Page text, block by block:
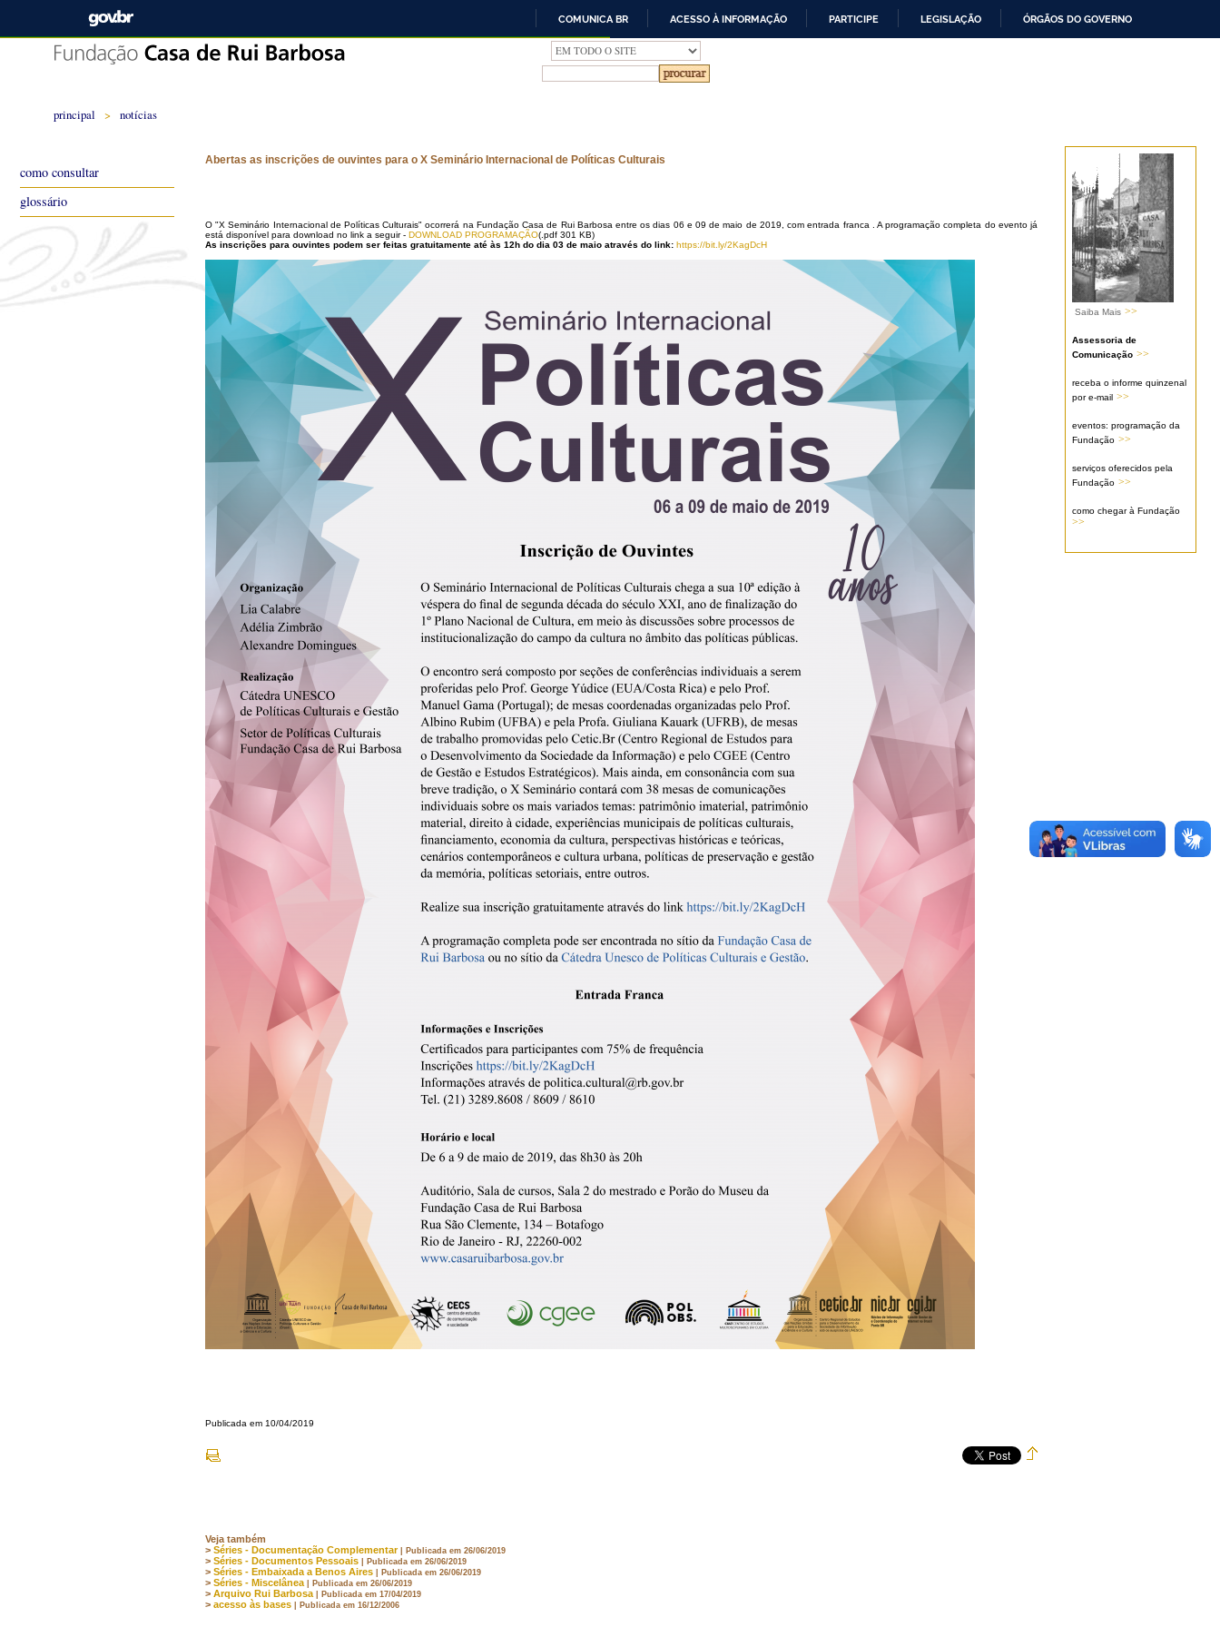
IR
PARA
O
CONTEÚDO
COMUNICA BR ACESSO À INFORMAÇÃO PARTICIPE LEGISLAÇÃO ÓRGÃOS DO GOVERNO
principal > notícias
Saiba Mais >>
Assessoria de
Comunicação >>
receba o informe quinzenal
por e-mail >>
eventos: programação da
Fundação >>
serviços oferecidos pela
Fundação >>
como chegar à Fundação
>>
Abertas as inscrições de ouvintes para o X Seminário Internacional de Políticas Culturais
O "X Seminário Internacional de Políticas Culturais" ocorrerá na Fundação Casa de Rui Barbosa entre os dias 06 e 09 de maio de 2019, com entrada franca . A programação completa do evento já
está disponível para download no link a seguir - DOWNLOAD PROGRAMAÇÃO(.pdf 301 KB)
As inscrições para ouvintes podem ser feitas gratuitamente até às 12h do dia 03 de maio através do link: https://bit.ly/2KagDcH
Publicada em 10/04/2019
Veja também
> Séries - Documentação Complementar | Publicada em 26/06/2019
> Séries - Documentos Pessoais | Publicada em 26/06/2019
> Séries - Embaixada a Benos Aires | Publicada em 26/06/2019
> Séries - Miscelânea | Publicada em 26/06/2019
> Arquivo Rui Barbosa | Publicada em 17/04/2019
> acesso às bases | Publicada em 16/12/2006
como consultar
glossário